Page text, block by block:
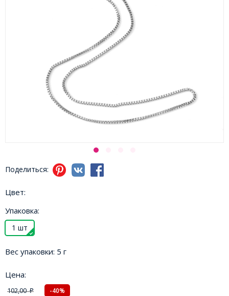
Поделиться:
Цвет:
Упаковка:
1 шт
Вес упаковки: 5 г
Цена:
102,00₽ -40%